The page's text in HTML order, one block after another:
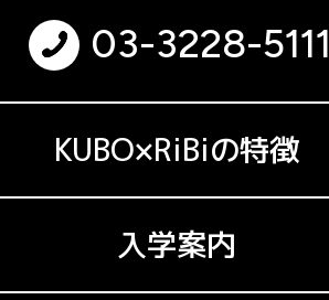
03-3228-5111
KUBO×RiBiの特徴
入学案内